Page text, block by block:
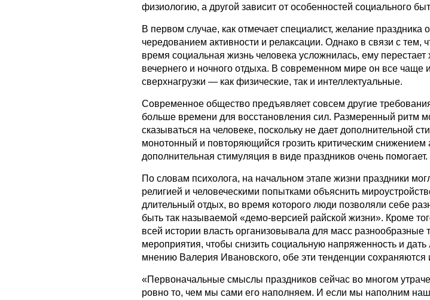
физиологию, а другой зависит от особенностей социального
В первом случае, как отмечает специалист, желание праздника
чередованием активности и релаксации. Однако в связи с тем,
время социальная жизнь человека усложнилась, ему перестает
вечернего и ночного отдыха. В современном мире он все чаще
сверхнагрузки — как физические, так и интеллектуальные.
Современное общество предъявляет совсем другие
больше времени для восстановления сил. Размеренный ритм
сказываться на человеке, поскольку не дает дополнительной
монотонный и повторяющийся грозить критическим снижением
дополнительная стимуляция в виде праздников очень помогает.
По словам психолога, на начальном этапе жизни праздники
религией и человеческими попытками объяснить
длительный отдых, во время которого люди позволяли себе
быть так называемой «демо-версией райской жизни». Кроме
всей истории власть организовывала для масс разнообразные
мероприятия, чтобы снизить социальную напряженность и
мнению Валерия Ивановского, обе эти тенденции сохраняются
«Первоначальные смыслы праздников сейчас во многом
ровно то, чем мы сами его наполняем. И если мы наполним